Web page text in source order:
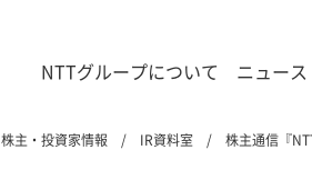
NTTグループについて ニュース
株主・投資家情報 IR資料室 株主通信『